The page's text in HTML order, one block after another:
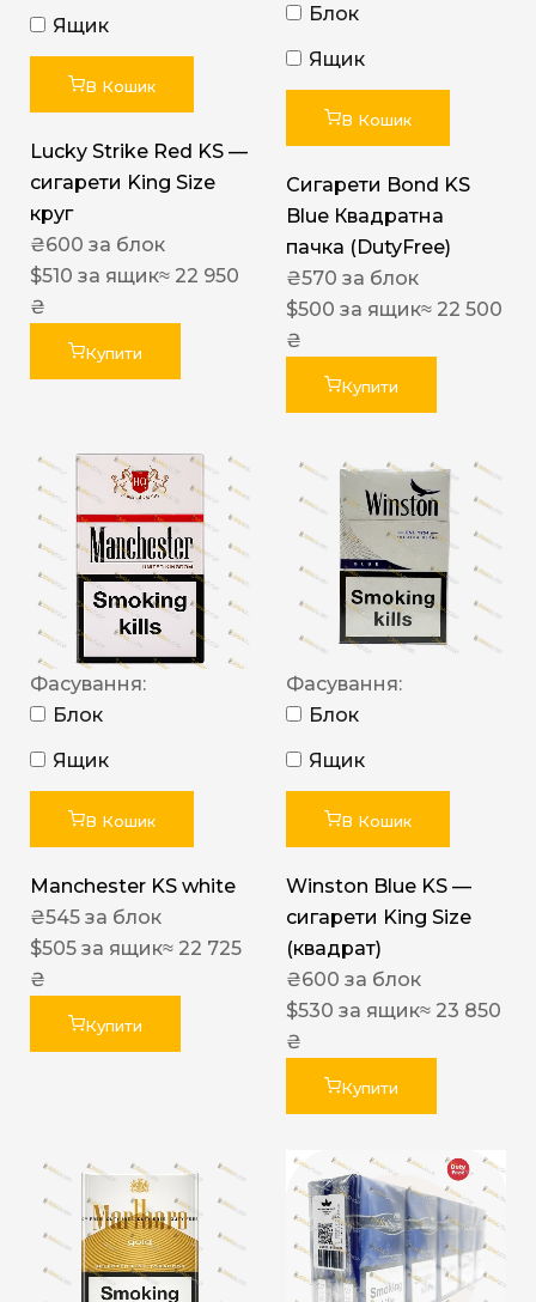
Ящик
В Кошик
Lucky Strike Red KS —
сигарети King Size
круг
₴600 за блок
$510 за ящик≈ 22 950
₴
Купити
Блок
Ящик
В Кошик
Сигарети Bond KS
Blue Квадратна
пачка (DutyFree)
₴570 за блок
$500 за ящик≈ 22 500
₴
Купити
Фасування:
Блок
Ящик
В Кошик
Manchester KS white
₴545 за блок
$505 за ящик≈ 22 725
₴
Купити
Фасування:
Блок
Ящик
В Кошик
Winston Blue KS —
сигарети King Size
(квадрат)
₴600 за блок
$530 за ящик≈ 23 850
₴
Купити